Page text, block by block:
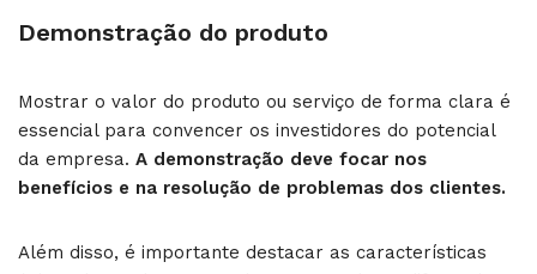
Demonstração do produto
Mostrar o valor do produto ou serviço de forma clara é
essencial para convencer os investidores do potencial
da empresa. A demonstração deve focar nos
benefícios e na resolução de problemas dos clientes.
Além disso, é importante destacar as características